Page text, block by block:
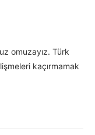
omuzayız. Türk
kaçırmamak